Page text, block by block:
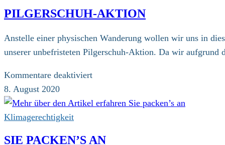
PILGERSCHUH-AKTION
Anstelle einer physischen Wanderung wollen wir uns in
unserer unbefristeten Pilgerschuh-Aktion. Da wir aufgrund
Kommentare deaktiviertfür
Aktion
8. August 2020
Klimagerechtigkeit
SIE PACKEN’S AN